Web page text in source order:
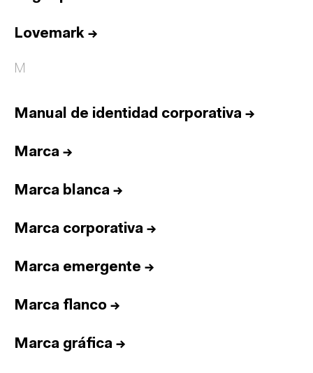
Lovemark →
M
Manual de identidad corporativa →
Marca →
Marca blanca →
Marca corporativa →
Marca emergente →
Marca flanco →
Marca gráfica →